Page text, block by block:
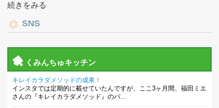
続きをみる
SNS
くみんちゅキッチン
キレイカラダメソッドの成果！
インスタでは定期的に載せていたんですが、ここ3ヶ月間、福田ミエ
さんの『キレイカラダメソッド』のパ...